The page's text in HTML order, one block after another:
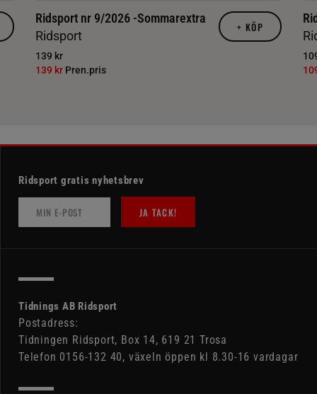
Ridsport nr 9/2026 -Sommarextra
Ridsport
139 kr
139 kr Pren.pris
+ KÖP
Ridsport gratis nyhetsbrev
JA TACK!
Tidnings AB Ridsport
Postadress:
Tidningen Ridsport, Box 14, 619 21 Trosa
Telefon 0156-132 40, växeln öppen kl 8.30-16 vardagar